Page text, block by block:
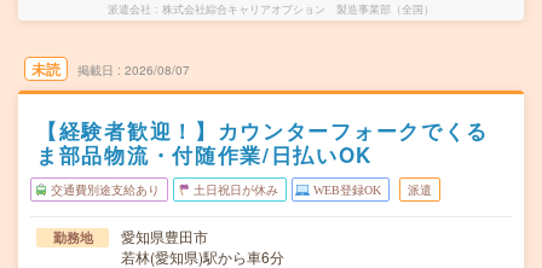
派遣会社 株式会社綜合キャリアオプション 製造事業部（全国）
未読 掲載日 2026/08/07
【経験者歓迎！】カウンターフォークでくる
ま部品物流・付随作業/日払いOK
交通費別途支給あり 土日祝日が休み WEB登録OK 派遣
勤務地
愛知県豊田市
若林(愛知県)駅から車6分